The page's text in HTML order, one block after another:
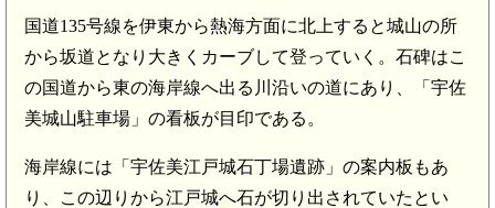
国道135号線を伊東から熱海方面に北上すると城山の所
から坂道となり大きくカーブして登っていく。石碑はこ
の国道から東の海岸線へ出る川沿いの道にあり、「宇佐
美城山駐車場」の看板が目印である。
海岸線には「宇佐美江戸城石丁場遺跡」の案内板もあ
り、この辺りから江戸城へ石が切り出されていたとい
駅(5.8km)